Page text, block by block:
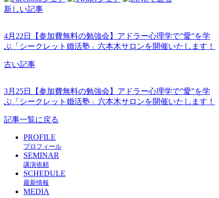
新しい記事
4月22日【参加費無料の勉強会】アドラー心理学で”愛”を学
ぶ「シークレット婚活塾」六本木サロンを開催いたします！
古い記事
3月25日【参加費無料の勉強会】アドラー心理学で”愛”を学
ぶ「シークレット婚活塾」六本木サロンを開催いたします！
記事一覧に戻る
PROFILE
プロフィール
SEMINAR
講演依頼
SCHEDULE
最新情報
MEDIA